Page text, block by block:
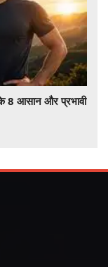
8 आसान और प्रभावी